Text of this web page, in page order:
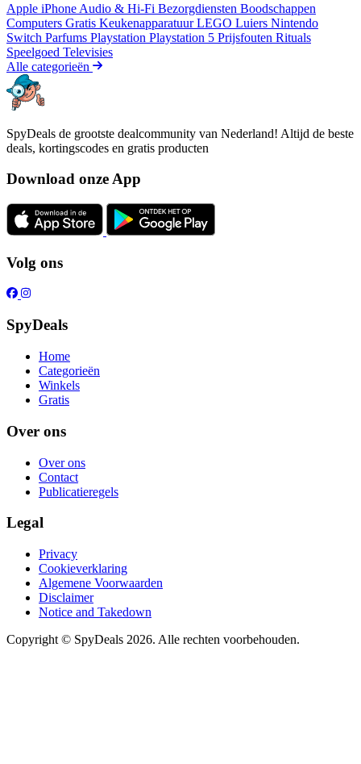
Apple iPhone Audio & Hi-Fi Bezorgdiensten Boodschappen
Computers Gratis KeukenapparatuurLEGO Luiers Nintendo
Switch Parfums Playstation Playstation 5 Prijsfouten Rituals
Speelgoed Televisies
Alle categorieën
SpyDeals de grootste dealcommunity van Nederland! Altijd de beste
deals, kortingscodes en gratis producten
Download onze App
Volg ons
SpyDeals
Home
Categorieën
Winkels
Gratis
Over ons
Over ons
Contact
Publicatieregels
Legal
Privacy
Cookieverklaring
Algemene Voorwaarden
Disclaimer
Notice and Takedown
Copyright © SpyDeals 2026. Alle rechten voorbehouden.